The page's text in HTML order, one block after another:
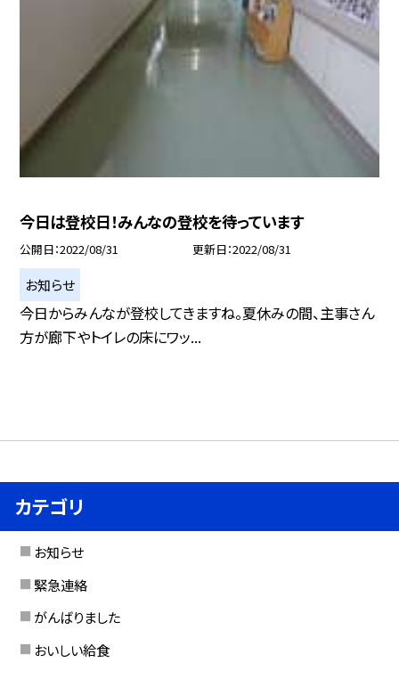
今日は登校日！みんなの登校を待っています
公開日 2022/08/31 更新日 2022/08/31
お知らせ
今日からみんなが登校してきますね。夏休みの間、主事さん
方が廊下やトイレの床にワッ...
カテゴリ
お知らせ
緊急連絡
がんばりました
おいしい給食